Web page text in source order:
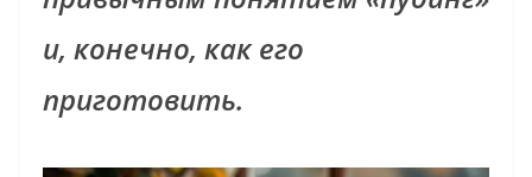
и, конечно, как его
приготовить.